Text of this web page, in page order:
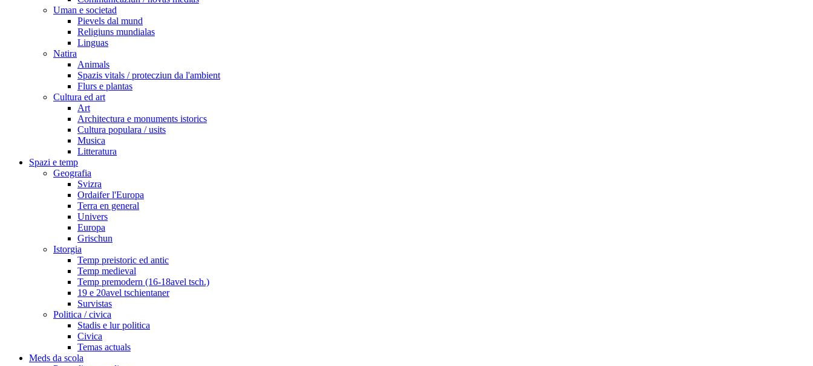
Uman e societad
Pievels dal mund
Religiuns mundialas
Linguas
Natira
Animals
Spazis vitals / protecziun da l'ambient
Flurs e plantas
Cultura ed art
Art
Architectura e monuments istorics
Cultura populara / usits
Musica
Litteratura
Spazi e temp
Geografia
Svizra
Ordaifer l'Europa
Terra en general
Univers
Europa
Grischun
Istorgia
Temp preistoric ed antic
Temp medieval
Temp premodern (16-18avel tsch.)
19 e 20avel tschientaner
Survistas
Politica / civica
Stadis e lur politica
Civica
Temas actuals
Meds da scola